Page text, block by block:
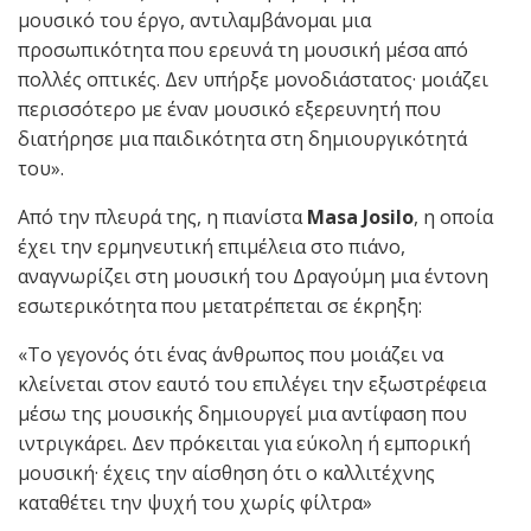
μουσικό του έργο, αντιλαμβάνομαι μια
προσωπικότητα που ερευνά τη μουσική μέσα από
πολλές οπτικές. Δεν υπήρξε μονοδιάστατος· μοιάζει
περισσότερο με έναν μουσικό εξερευνητή που
διατήρησε μια παιδικότητα στη δημιουργικότητά
του».
Από την πλευρά της, η πιανίσταMasa Josilo, η οποία
έχει την ερμηνευτική επιμέλεια στο πιάνο,
αναγνωρίζει στη μουσική του Δραγούμη μια έντονη
εσωτερικότητα που μετατρέπεται σε έκρηξη:
«Το γεγονός ότι ένας άνθρωπος που μοιάζει να
κλείνεται στον εαυτό του επιλέγει την εξωστρέφεια
μέσω της μουσικής δημιουργεί μια αντίφαση που
ιντριγκάρει. Δεν πρόκειται για εύκολη ή εμπορική
μουσική· έχεις την αίσθηση ότι ο καλλιτέχνης
καταθέτει την ψυχή του χωρίς φίλτρα»